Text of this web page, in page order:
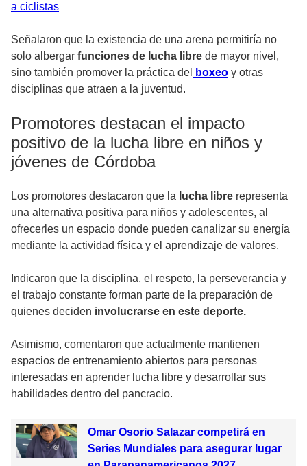
a ciclistas
Señalaron que la existencia de una arena permitiría no
solo albergar funciones de lucha libre de mayor nivel,
sino también promover la práctica del
boxeo y otras
disciplinas que atraen a la juventud.
Promotores destacan el impacto
positivo de la lucha libre en niños y
jóvenes de Córdoba
Los promotores destacaron que la lucha libre representa
una alternativa positiva para niños y adolescentes, al
ofrecerles un espacio donde pueden canalizar su energía
mediante la actividad física y el aprendizaje de valores.
Indicaron que la disciplina, el respeto, la perseverancia y
el trabajo constante forman parte de la preparación de
quienes deciden involucrarse en este deporte.
Asimismo, comentaron que actualmente mantienen
espacios de entrenamiento abiertos para personas
interesadas en aprender lucha libre y desarrollar sus
habilidades dentro del pancracio.
Omar Osorio Salazar competirá en
Series Mundiales para asegurar lugar